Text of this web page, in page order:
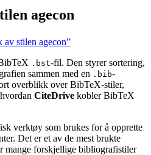
agecon
av stilen agecon”
.bst-fil. Den styrer sortering,
sammen med en .bib-
overblikk over BibTeX-stiler,
CiteDrive kobler BibTeX
verktøy som brukes for å opprette
Det er et av de mest brukte
mange forskjellige bibliografistiler